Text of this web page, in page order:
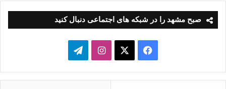
صبح مشهد را در شبکه های اجتماعی دنبال کنید
فیسبوک ایکساینستاگرامتلگرام